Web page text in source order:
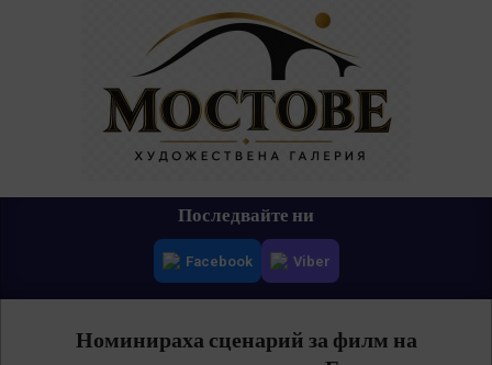
Последвайте ни
Facebook Viber
Номинираха сценарий за филм на